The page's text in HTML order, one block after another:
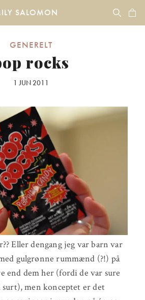
SALOMON
GENERELT
rocks
1 JUN 2011
Eller dengang jeg var barn var
gulgrønne rummænd (?!) på
end dem her (fordi de var sure
men konceptet er det